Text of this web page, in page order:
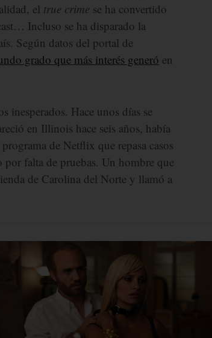
el true crime se ha convertido
Incluso se ha disparado la
Según datos del portal de
grado que más interés generó en
inesperados. Hace unos días se
en Illinois hace seis años, había
de Netflix que repasa casos
por falta de pruebas. Un hombre que
de Carolina del Norte y llamó a